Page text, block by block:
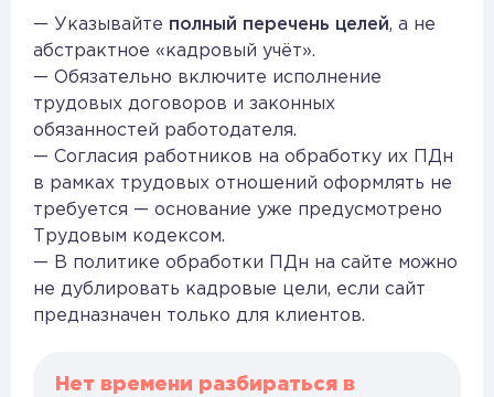
— Указывайте полный перечень целей, а не
абстрактное «кадровый учёт».
— Обязательно включите исполнение
трудовых договоров и законных
обязанностей работодателя.
— Согласия работников на обработку их ПДн
в рамках трудовых отношений оформлять не
требуется — основание уже предусмотрено
Трудовым кодексом.
— В политике обработки ПДн на сайте можно
не дублировать кадровые цели, если сайт
предназначен только для клиентов.
Нет времени разбираться в